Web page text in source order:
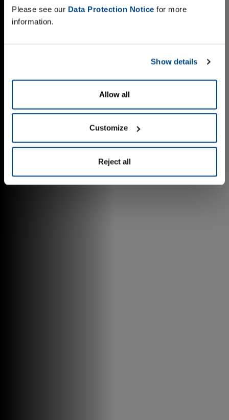
Please see our Data Protection Notice for more
information.
Show details
Allow all
Customize
Reject all